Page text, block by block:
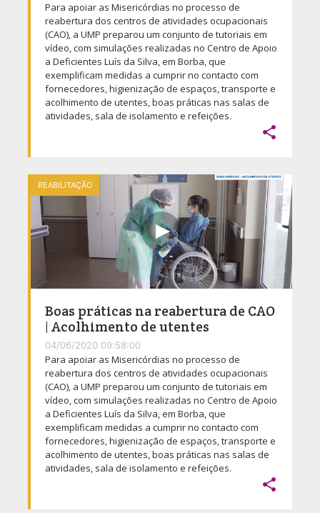
Para apoiar as Misericórdias no processo de
reabertura dos centros de atividades ocupacionais
(CAO), a UMP preparou um conjunto de tutoriais em
vídeo, com simulações realizadas no Centro de Apoio
a Deficientes Luís da Silva, em Borba, que
exemplificam medidas a cumprir no contacto com
fornecedores, higienização de espaços, transporte e
acolhimento de utentes, boas práticas nas salas de
atividades, sala de isolamento e refeições.

REABILITAÇÃO
Boas práticas na reabertura de CAO
| Acolhimento de utentes
04/06/2020 09:58:00
Para apoiar as Misericórdias no processo de
reabertura dos centros de atividades ocupacionais
(CAO), a UMP preparou um conjunto de tutoriais em
vídeo, com simulações realizadas no Centro de Apoio
a Deficientes Luís da Silva, em Borba, que
exemplificam medidas a cumprir no contacto com
fornecedores, higienização de espaços, transporte e
acolhimento de utentes, boas práticas nas salas de
atividades, sala de isolamento e refeições.
